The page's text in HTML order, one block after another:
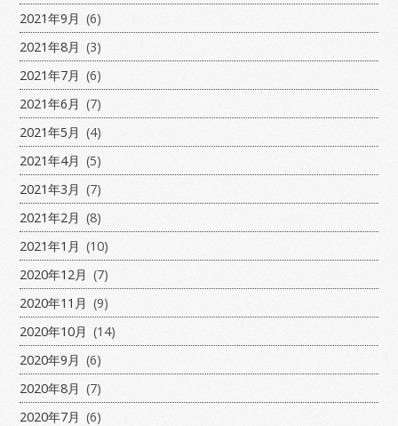
2021年9月 (6)
2021年8月 (3)
2021年7月 (6)
2021年6月 (7)
2021年5月 (4)
2021年4月 (5)
2021年3月 (7)
2021年2月 (8)
2021年1月 (10)
2020年12月 (7)
2020年11月 (9)
2020年10月 (14)
2020年9月 (6)
2020年8月 (7)
2020年7月 (6)